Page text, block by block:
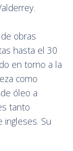
obras
hasta el 30
en torno a la
como
óleo a
tanto
Su